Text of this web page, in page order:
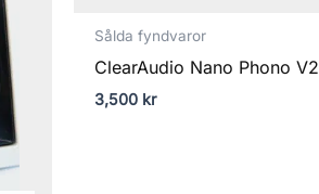
Sålda fyndvaror
ClearAudio Nano Phono V2
3,500 kr